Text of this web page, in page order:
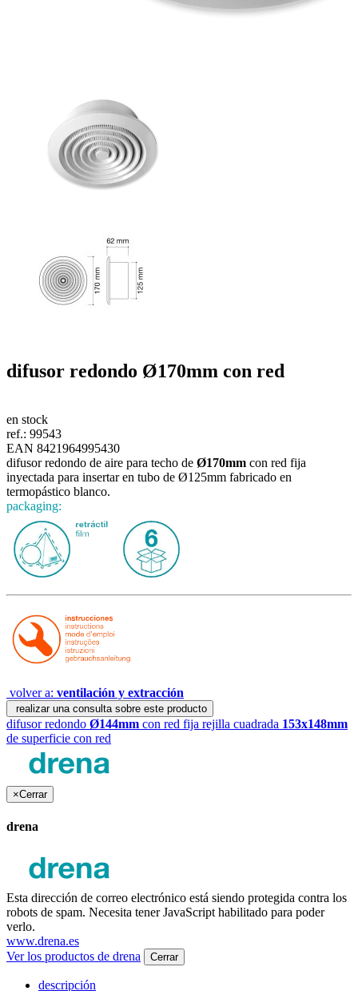
difusor redondo Ø170mm con red
en stock
ref.: 99543
EAN 8421964995430
difusor redondo de aire para techo de Ø170mm con red fija
inyectada para insertar en tubo de Ø125mm fabricado en
termopástico blanco.
packaging:
volver a: ventilación y extracción
realizar una consulta sobre este producto
difusor redondo Ø144mm con red fija rejilla cuadrada 153x148mm
de superficie con red
×Cerrar
drena
Esta dirección de correo electrónico está siendo protegida contra los
robots de spam. Necesita tener JavaScript habilitado para poder
verlo.
www.drena.es
Ver los productos de drena
Cerrar
descripción